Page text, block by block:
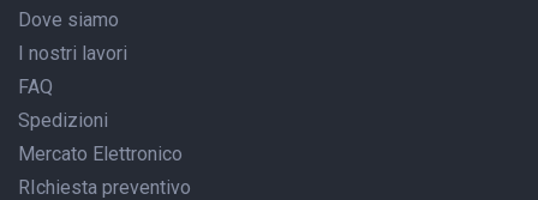
Dove siamo
I nostri lavori
FAQ
Spedizioni
Mercato Elettronico
RIchiesta preventivo